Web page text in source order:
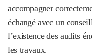
accompagner
échangé avec un
l’existence des audits
les travaux.